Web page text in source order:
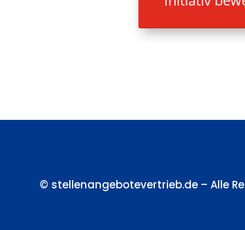
© stellenangebotevertrieb.de – Alle